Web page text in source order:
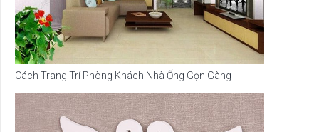
Cách Trang Trí Phòng Khách Nhà Ống Gọn Gàng